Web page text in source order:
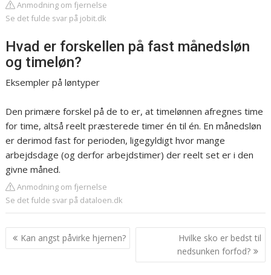
Anmodning om fjernelse
Se det fulde svar på jobit.dk
Hvad er forskellen på fast månedsløn
og timeløn?
Eksempler på løntyper
Den primære forskel på de to er, at timelønnen afregnes time
for time, altså reelt præsterede timer én til én. En månedsløn
er derimod fast for perioden, ligegyldigt hvor mange
arbejdsdage (og derfor arbejdstimer) der reelt set er i den
givne måned.
Anmodning om fjernelse
Se det fulde svar på dataloen.dk
Indlægsnavigation
Kan angst påvirke hjernen?
Hvilke sko er bedst til
nedsunken forfod?